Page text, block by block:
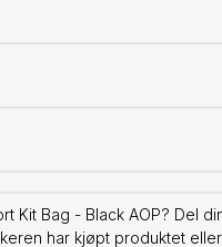
Kit Bag - Black AOP? Del
har kjøpt produktet